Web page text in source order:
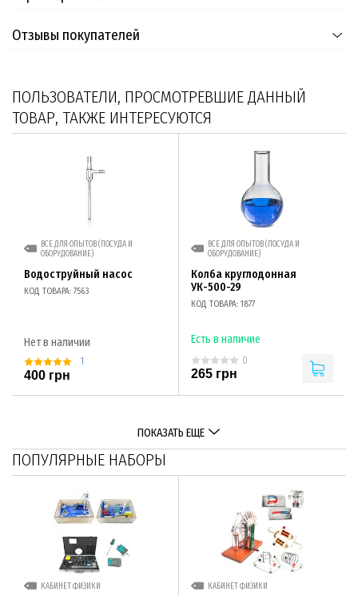
Отзывы покупателей
ПОЛЬЗОВАТЕЛИ, ПРОСМОТРЕВШИЕ ДАННЫЙ
ТОВАР, ТАКЖЕ ИНТЕРЕСУЮТСЯ
ВСЕ ДЛЯ ОПЫТОВ (ПОСУДА И
ОБОРУДОВАНИЕ)
Водоструйный насос
КОД ТОВАРА: 7563
Нет в наличии
1
400 грн
ВСЕ ДЛЯ ОПЫТОВ (ПОСУДА И
ОБОРУДОВАНИЕ)
Колба круглодонная
УК-500-29
КОД ТОВАРА: 1877
Есть в наличие
0
265 грн
ПОКАЗАТЬ ЕЩЕ
ПОПУЛЯРНЫЕ НАБОРЫ
КАБИНЕТ ФИЗИКИ КАБИНЕТ ФИЗИКИ